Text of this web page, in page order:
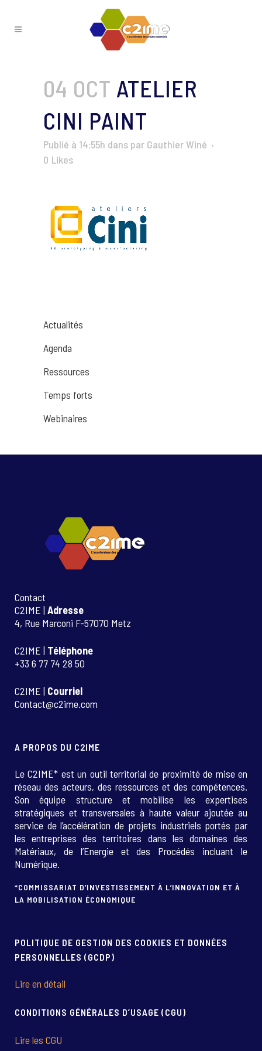
04 OCT ATELIER
CINI PAINT
Publié à 14:55h dans par Gauthier Winé
0 Likes
Actualités
Agenda
Ressources
Temps forts
Webinaires
Contact
C2IME | Adresse
4, Rue Marconi F-57070 Metz
C2IME | Téléphone
+33 6 77 74 28 50
C2IME | Courriel
Contact@c2ime.com
A PROPOS DU C2IME
Le C2IME* est un outil territorial de proximité de mise en
réseau des acteurs, des ressources et des compétences.
Son équipe structure et mobilise les expertises
stratégiques et transversales à haute valeur ajoutée au
service de l’accélération de projets industriels portés par
les entreprises des territoires dans les domaines des
Matériaux, de l’Energie et des Procédés incluant le
Numérique.
*COMMISSARIAT D’INVESTISSEMENT À L’INNOVATION ET À
LA MOBILISATION ÉCONOMIQUE
POLITIQUE DE GESTION DES COOKIES ET DONNÉES
PERSONNELLES (GCDP)
Lire en détail
CONDITIONS GÉNÉRALES D’USAGE (CGU)
Lire les CGU